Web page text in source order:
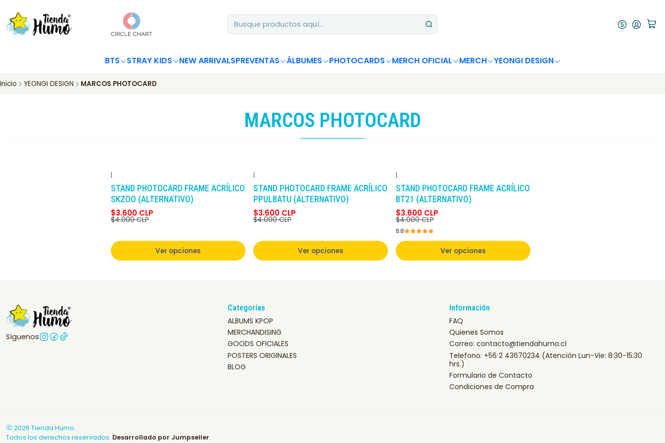
BTS STRAY KIDS NEW ARRIVALSPREVENTAS ÁLBUMES PHOTOCARDS MERCH OFICIAL MERCH YEONGI DESIGN
Inicio YEONGI DESIGN MARCOS PHOTOCARD
MARCOS PHOTOCARD
|
STAND PHOTOCARD FRAME ACRÍLICO
SKZOO (ALTERNATIVO)
$3.600 CLP
$4.000 CLP
Ver opciones
|
STAND PHOTOCARD FRAME ACRÍLICO
PPULBATU (ALTERNATIVO)
$3.600 CLP
$4.000 CLP
Ver opciones
|
STAND PHOTOCARD FRAME ACRÍLICO
BT21 (ALTERNATIVO)
$3.600 CLP
$4.000 CLP
5.0
Ver opciones
Síguenos
Categorías
ALBUMS KPOP
MERCHANDISING
GOODS OFICIALES
POSTERS ORIGINALES
BLOG
Información
FAQ
Quienes Somos
Correo: contacto@tiendahumo.cl
Telefono: +56 2 43670234 (Atención Lun-Vie: 8:30-15:30
hrs.)
Formulario de Contacto
Condiciones de Compra
2026 Tienda Humo.
Todos los derechos reservados. Desarrollado por Jumpseller.